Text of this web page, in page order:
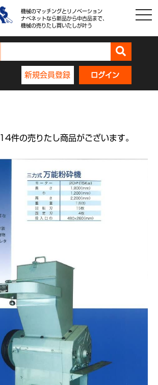
機械のマッチングとリノベーション
ナベネットなら新品から中古品まで、
機械の売りたし買いたしが叶う
新規会員登録 ログイン
14件の売りたし商品がございます。